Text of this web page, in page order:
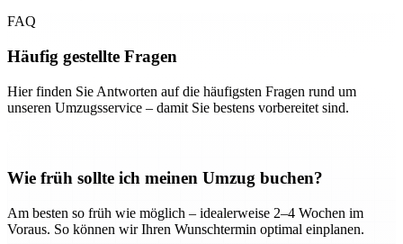
FAQ
Häufig gestellte Fragen
Hier finden Sie Antworten auf die häufigsten Fragen rund um
unseren Umzugsservice – damit Sie bestens vorbereitet sind.
Wie früh sollte ich meinen Umzug buchen?
Am besten so früh wie möglich – idealerweise 2–4 Wochen im
Voraus. So können wir Ihren Wunschtermin optimal einplanen.